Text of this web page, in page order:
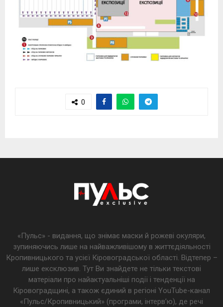
0
«Пульс» - видання, що знімає маски й рожеві окуляри,
зупиняючись лише на найважливішому в життєдіяльності
Кропивницького та усієї Кіровоградської області. Відтепер –
лише ексклюзив. Тут Ви знайдете не тільки текстові
матеріали про найактуальніші події і тенденції на
Кіровоградщині, а також єдиний в регіоні YouTube-канал
«Пульс/Кропивницький» (програми, інтерв’ю), де речі